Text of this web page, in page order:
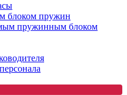
блоком пружин
пружинным блоком